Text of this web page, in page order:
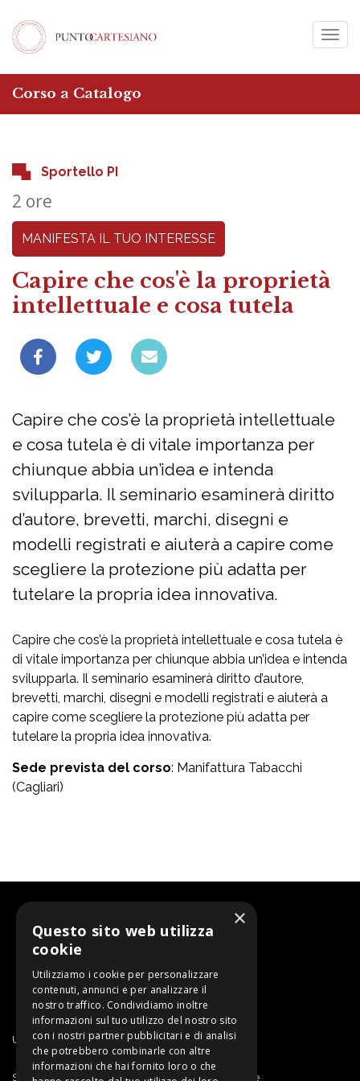
Corso a Catalogo
Sportello PI
2 ore
MANIFESTA IL TUO INTERESSE
Capire che cos'è la proprietà
intellettuale e cosa tutela
Capire che cos’è la proprietà intellettuale
e cosa tutela è di vitale importanza per
chiunque abbia un’idea e intenda
svilupparla. Il seminario esaminerà diritto
d’autore, brevetti, marchi, disegni e
modelli registrati e aiuterà a capire come
scegliere la protezione più adatta per
tutelare la propria idea innovativa.
Capire che cos’è la proprietà intellettuale e cosa tutela è
di vitale importanza per chiunque abbia un’idea e intenda
svilupparla. Il seminario esaminerà diritto d’autore,
brevetti, marchi, disegni e modelli registrati e aiuterà a
capire come scegliere la protezione più adatta per
tutelare la propria idea innovativa.
Sede prevista del corso: Manifattura Tabacchi
(Cagliari)
Un progetto di SARDEGNA RICERCHE
Sardegna Ricerche | Sportello Proprietà Intellettuale
×
Questo sito web utilizza
cookie
Utilizziamo i cookie per personalizzare
contenuti, annunci e per analizzare il
nostro traffico. Condividiamo inoltre
informazioni sul tuo utilizzo del nostro sito
con i nostri partner pubblicitari e di analisi
che potrebbero combinarle con altre
informazioni che hai fornito loro o che